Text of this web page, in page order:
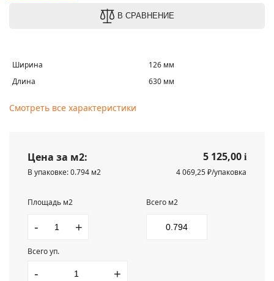
В СРАВНЕНИЕ
Ширина
126 мм
Длина
630 мм
Смотреть все характеристики
Цена за м2: 5 125,00 i
В упаковке: 0.794 м2
4 069,25 ₽/упаковка
Площадь м2
- +
Всего м2
Всего уп.
- +